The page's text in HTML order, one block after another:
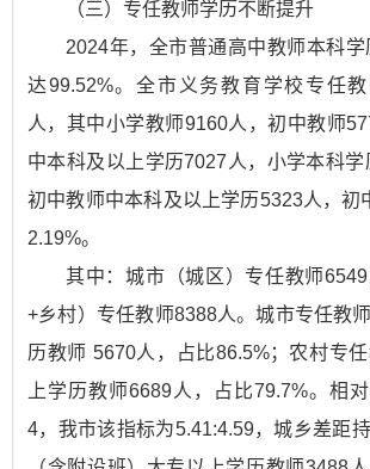
（三）专任教师学历不断提升
2024年，全市普通高中教师本科
达99.52%。全市义务教育学校专任
人，其中小学教师9160人，初中教师
中本科及以上学历7027人，小学本科学
初中教师中本科及以上学历5323人，初
2.19%。
其中：城市（城区）专任教师
+乡村）专任教师8388人。城市专任教
历教师 5670人，占比86.5%；农村专
上学历教师6689人，占比79.7%。相
4，我市该指标为5.41:4.59，城乡差距